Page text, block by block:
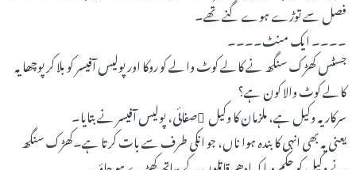
فصل سے توڑے ہوے گنے تھے۔
۔۔۔۔ ایک منٹ۔۔۔۔
جسٹس کھڑک سنگھ نے کالے کوٹ والے کو روکا اور پولیس آفیسر کو بلا کر پوچھا یہ
کالے کوٹ والا کون ہے؟
سرکار یہ وکیل ہے، ملزمان کا وکیل ِصفائی، پولیس آفیسر نے بتایا۔
یعنی یہ بھی انہی کا بندہ ہوا ناں، جو انکی طرف سے بات کرتا ہے۔کھڑک سنگھ